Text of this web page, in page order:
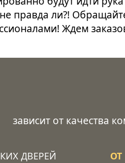
правда ли?!
Ждем
зависит от качества
ДВЕРЕЙ
ОТ